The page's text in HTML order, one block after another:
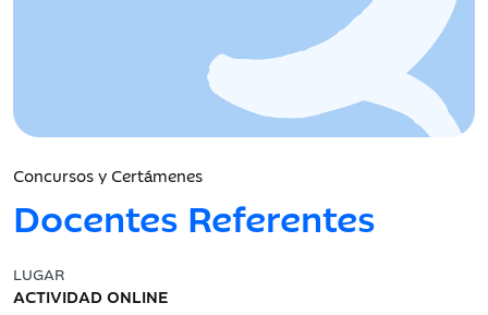
Concursos y Certámenes
Docentes Referentes
LUGAR
ACTIVIDAD ONLINE